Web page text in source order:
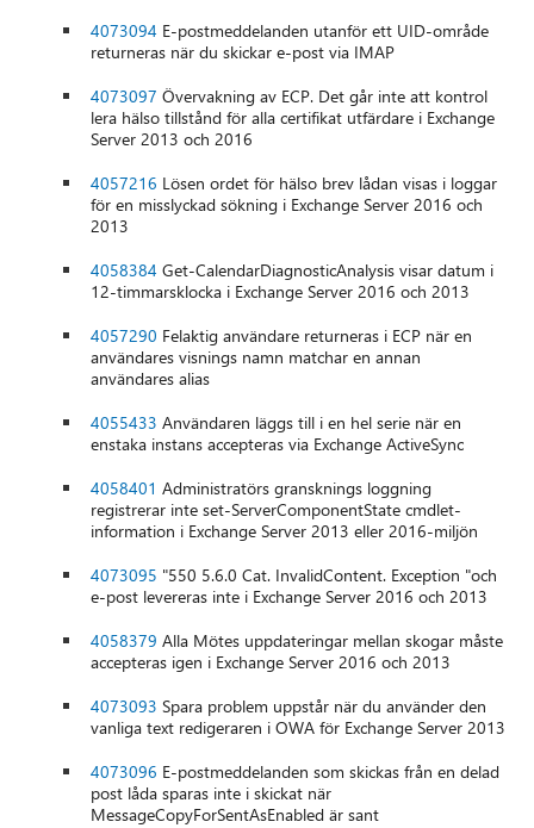
4073094 E-postmeddelanden utanför ett UID-område
returneras när du skickar e-post via IMAP
4073097 Övervakning av ECP. Det går inte att kontrol
lera hälso tillstånd för alla certifikat utfärdare i Exchange
Server 2013 och 2016
4057216 Lösen ordet för hälso brev lådan visas i loggar
för en misslyckad sökning i Exchange Server 2016 och
2013
4058384 Get-CalendarDiagnosticAnalysis visar datum i
12-timmarsklocka i Exchange Server 2016 och 2013
4057290 Felaktig användare returneras i ECP när en
användares visnings namn matchar en annan
användares alias
4055433 Användaren läggs till i en hel serie när en
enstaka instans accepteras via Exchange ActiveSync
4058401 Administratörs gransknings loggning
registrerar inte set-ServerComponentState cmdlet-
information i Exchange Server 2013 eller 2016-miljön
4073095 "550 5.6.0 Cat. InvalidContent. Exception "och
e-post levereras inte i Exchange Server 2016 och 2013
4058379 Alla Mötes uppdateringar mellan skogar måste
accepteras igen i Exchange Server 2016 och 2013
4073093 Spara problem uppstår när du använder den
vanliga text redigeraren i OWA för Exchange Server 2013
4073096 E-postmeddelanden som skickas från en delad
post låda sparas inte i skickat när
MessageCopyForSentAsEnabled är sant